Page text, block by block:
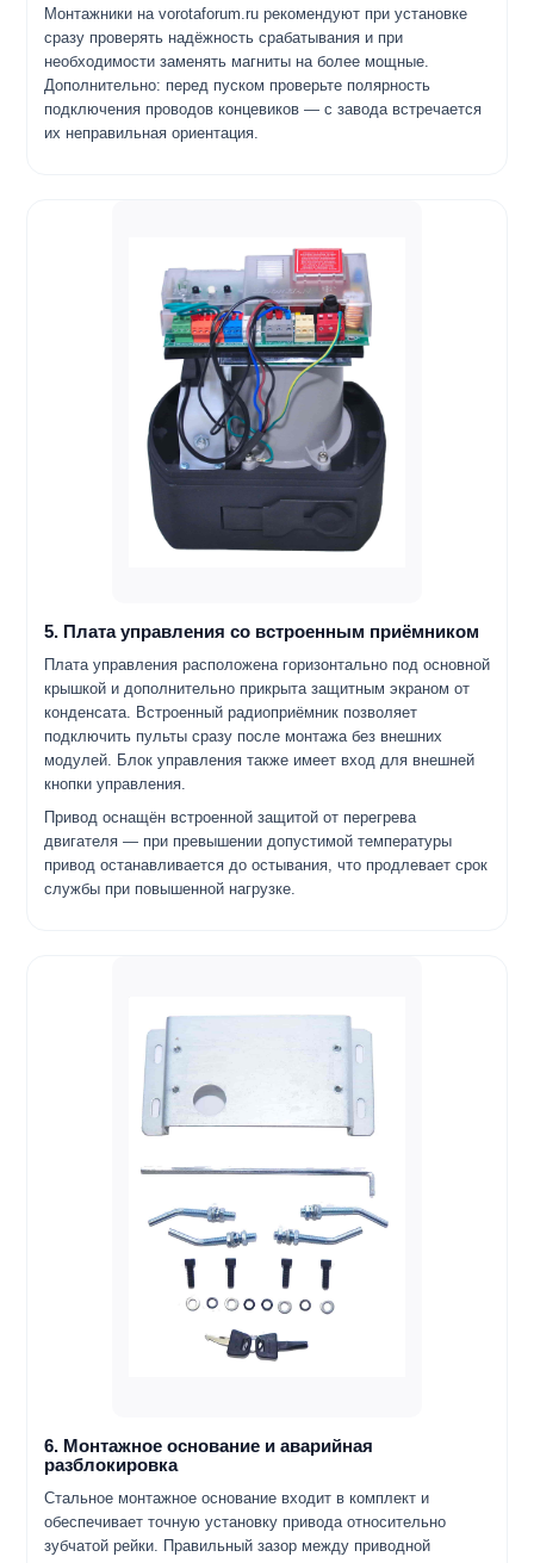
Монтажники на vorotaforum.ru рекомендуют при установке
сразу проверять надёжность срабатывания и при
необходимости заменять магниты на более мощные.
Дополнительно: перед пуском проверьте полярность
подключения проводов концевиков — с завода встречается
их неправильная ориентация.
5. Плата управления со встроенным приёмником
Плата управления расположена горизонтально под основной
крышкой и дополнительно прикрыта защитным экраном от
конденсата. Встроенный радиоприёмник позволяет
подключить пульты сразу после монтажа без внешних
модулей. Блок управления также имеет вход для внешней
кнопки управления.
Привод оснащён встроенной защитой от перегрева
двигателя — при превышении допустимой температуры
привод останавливается до остывания, что продлевает срок
службы при повышенной нагрузке.
6. Монтажное основание и аварийная
разблокировка
Стальное монтажное основание входит в комплект и
обеспечивает точную установку привода относительно
зубчатой рейки. Правильный зазор между приводной